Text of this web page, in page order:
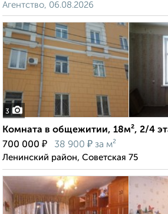
Агентство, 06.08.2026
3
Комната в общежитии, 18м², 2/4
700 000 ₽ 38 900 ₽ за м²
Ленинский район, Советская 75